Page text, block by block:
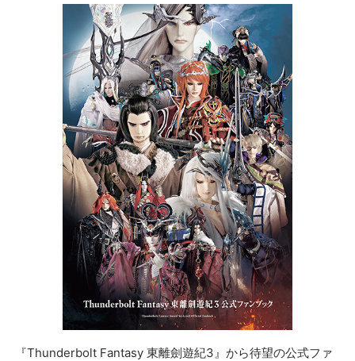
『Thunderbolt Fantasy 東離劍遊紀3』から待望の公式ファ